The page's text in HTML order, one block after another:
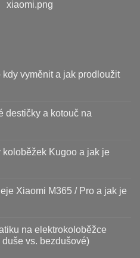
kdy vyměnit a jak prodloužit
destičky a kotouč na
Kugoo a jak je
Xiaomi M365 / Pro a jak je
na elektrokoloběžce
duše vs. bezdušové)